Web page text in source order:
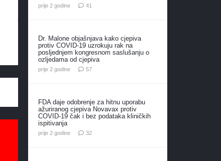
prije 2 godine 41
Dr. Malone objašnjava kako cjepiva
protiv COVID-19 uzrokuju rak na
posljednjem kongresnom saslušanju o
ozljedama od cjepiva
prije 2 godine 57komentara
FDA daje odobrenje za hitnu uporabu
ažuriranog cjepiva Novavax protiv
COVID-19 čak i bez podataka kliničkih
ispitivanja
prije 2 godine 32komentara